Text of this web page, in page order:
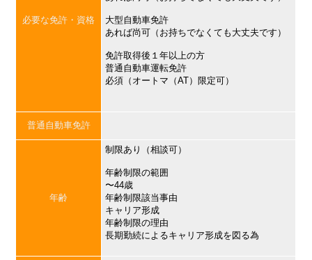
必要な免許・資格
大型自動車免許
あれば尚可（お持ちでなくても大丈夫です）
免許取得後１年以上の方
普通自動車運転免許
必須（オートマ（AT）限定可）
普通自動車免許
年齢
制限あり（相談可）
年齢制限の範囲
〜44歳
年齢制限該当事由
キャリア形成
年齢制限の理由
長期勤続によるキャリア形成を図る為